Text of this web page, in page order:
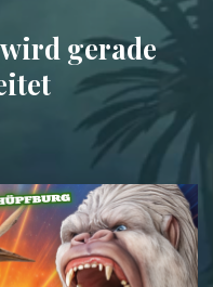
gerade